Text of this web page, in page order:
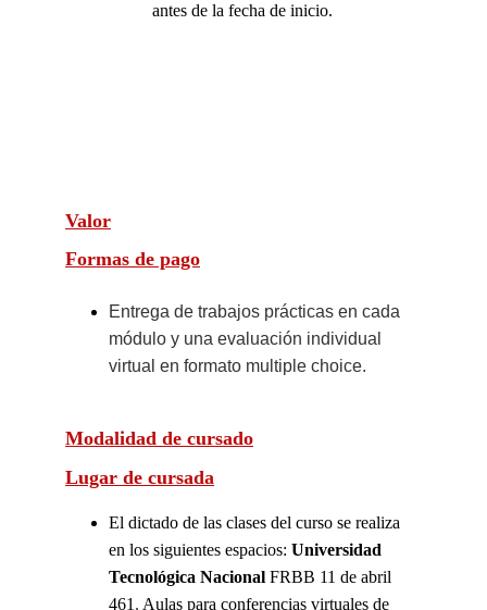
Lugar de cursada
El dictado de las clases del curso se realiza
en los siguientes espacios: Universidad
Tecnológica Nacional FRBB 11 de abril
461 , Aulas para conferencias virtuales de
Modalidad de cursado
Entrega de trabajos prácticas en cada
módulo y una evaluación individual
virtual en formato multiple choice.
Formas de pago
antes de la fecha de inicio.
Valor